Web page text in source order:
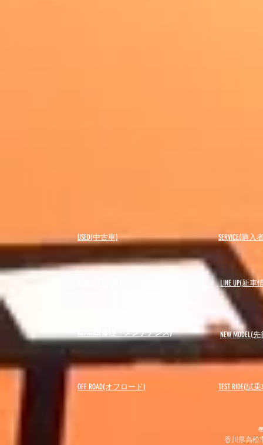
USED(中古車) SERVICE(購
LINE UP(新車
REPAIRS(修理・メンテナンス) NEW MODEL(先
OFF ROAD(オフロード) ​TEST RIDE(試
香川県高松